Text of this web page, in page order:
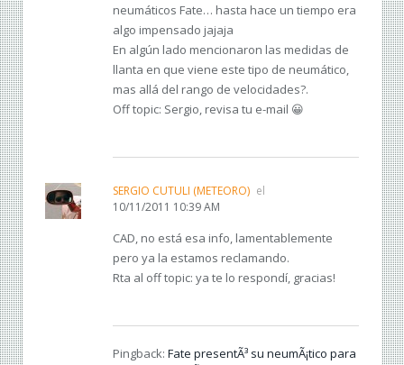
neumáticos Fate… hasta hace un tiempo era
algo impensado jajaja
En algún lado mencionaron las medidas de
llanta en que viene este tipo de neumático,
mas allá del rango de velocidades?.
Off topic: Sergio, revisa tu e-mail 😀
SERGIO CUTULI (METEORO) el
10/11/2011 10:39 AM
CAD, no está esa info, lamentablemente
pero ya la estamos reclamando.
Rta al off topic: ya te lo respondí, gracias!
Pingback: Fate presentÃ³ su neumÃ¡tico para